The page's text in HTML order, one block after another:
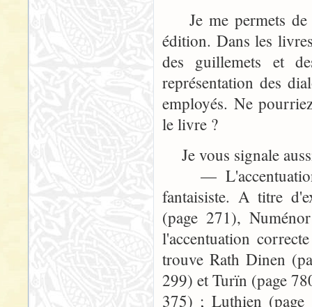
Je me permets de
édition. Dans les
des guillemets et
représentation des
employés. Ne
le livre ?
Je vous signale
— L'accentuation
fantaisiste. A titre
(page 271),
l'accentuation
trouve Rath Dinen
299) et Turïn (page
375) ; Luthien